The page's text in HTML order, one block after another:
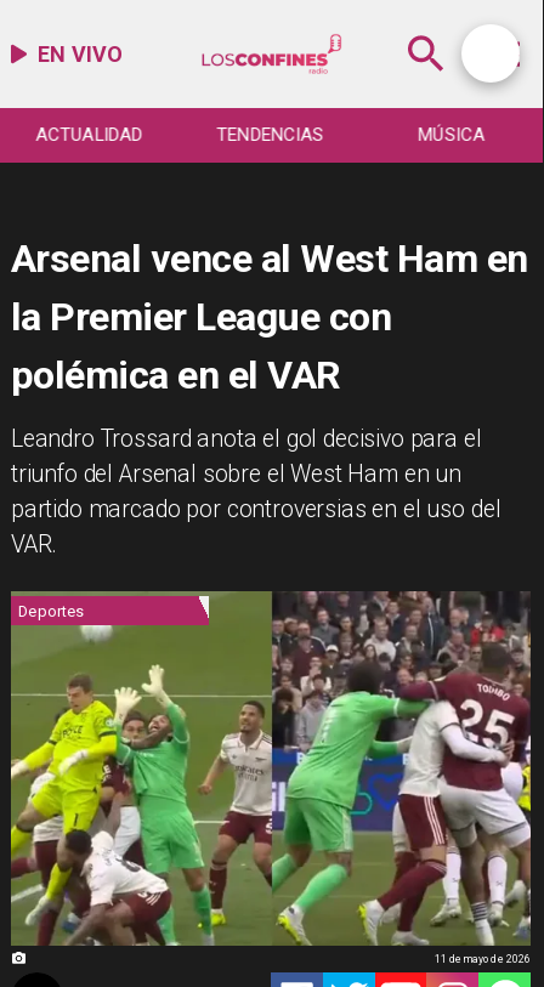
EN VIVO
ACTUALIDAD TENDENCIAS MÚSICA
Arsenal vence al West Ham en
la Premier League con
polémica en el VAR
Leandro Trossard anota el gol decisivo para el
triunfo del Arsenal sobre el West Ham en un
partido marcado por controversias en el uso del
VAR.
Deportes
11 de mayo de 2026